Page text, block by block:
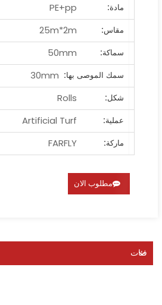
مادة:
PE+pp
مقاس:
25m*2m
سماكة:
50mm
سمك الموصى بها: 30mm
شكل:
Rolls
عملية:
Artificial Turf
ماركة:
FARFLY
مطلوب الان
فئات